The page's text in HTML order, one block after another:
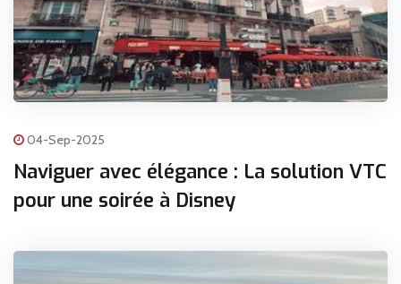
04-Sep-2025
Naviguer avec élégance : La solution VTC
pour une soirée à Disney